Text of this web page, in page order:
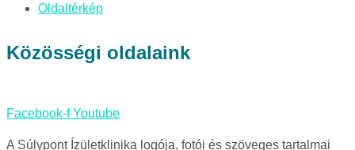
Oldaltérkép
Közösségi oldalaink
Facebook-f Youtube
A Súlypont Ízületklinika logója, fotói és szöveges tartalmai